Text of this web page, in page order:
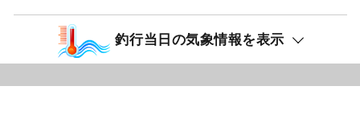
釣行当日の気象情報を表示